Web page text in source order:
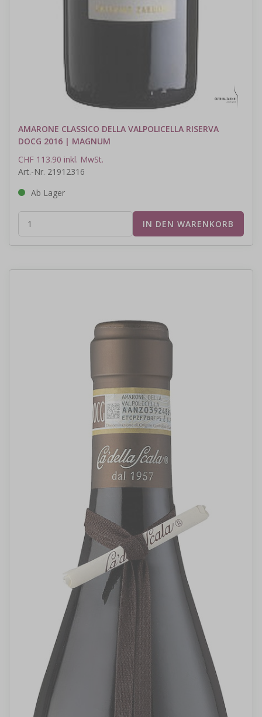
AMARONE CLASSICO DELLA VALPOLICELLA RISERVA
DOCG 2016 | MAGNUM
CHF 113.90 inkl. MwSt.
Art.-Nr. 21912316
Ab Lager